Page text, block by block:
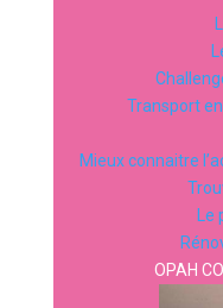
Transport
Mieux connaitre
OPAH